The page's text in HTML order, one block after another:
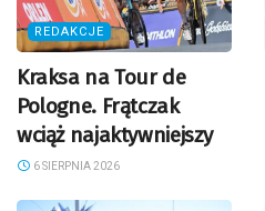
REDAKCJE
Kraksa na Tour de
Pologne. Frątczak
wciąż najaktywniejszy
6 SIERPNIA 2026